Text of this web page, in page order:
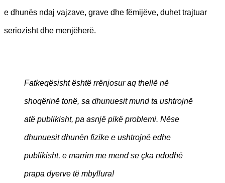
e dhunës ndaj vajzave, grave dhe fëmijëve, duhet trajtuar
seriozisht dhe menjëherë.
Fatkeqësisht është rrënjosur aq thellë në
shoqërinë tonë, sa dhunuesit mund ta ushtrojnë
atë publikisht, pa asnjë pikë problemi. Nëse
dhunuesit dhunën fizike e ushtrojnë edhe
publikisht, e marrim me mend se çka ndodhë
prapa dyerve të mbyllura!